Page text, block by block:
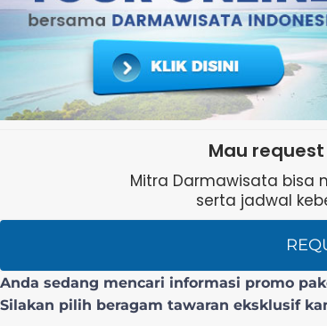
Mau
Mitra Darmawisata bisa
serta jadwal
Anda sedang mencari informasi promo
Silakan pilih beragam tawaran eksklusif